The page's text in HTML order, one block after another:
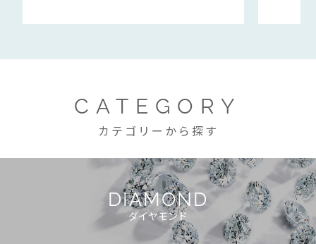
CATEGORY
カテゴリーから探す
DIAMOND
ダイヤモンド